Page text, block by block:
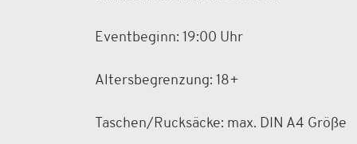
Eventbeginn: 19:00 Uhr
Altersbegrenzung: 18+
Taschen/Rucksäcke: max. DIN A4 Größe